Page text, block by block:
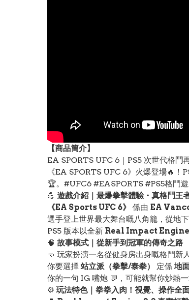
【商品簡介】
EA SPORTS UFC 6｜PS5 次世代格
《EA SPORTS UFC 6》火爆登場🔥
🏆。#UFC6 #EASPORTS #PS5格鬥
💪 遊戲介紹｜最爆拳擊體驗・真格鬥王
《EA Sports UFC 6》
係由 EA
選手登上世界最大舞台嘅八角籠，從地下
PS5 版本以全新 Real Impact Engine
🧠 故事模式｜從新手到冠軍的傳奇之路
👊 玩家扮演一名從健身房出身嘅格鬥新
你要選擇 站立派（拳擊/泰拳） 定係 地
你的一句 IG 嘴炮 💬，可能就幫你炒熱
⚙️ 玩法特色｜拳拳入肉！視覺、操作全